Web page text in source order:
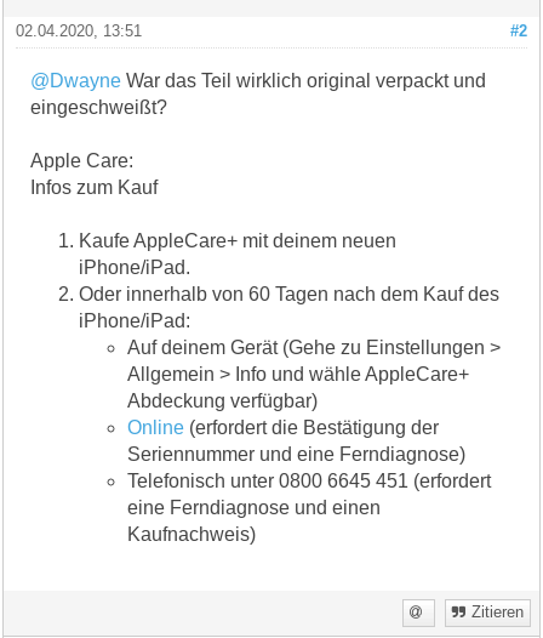
#2
02.04.2020, 13:51
@Dwayne War das Teil wirklich original verpackt und
eingeschweißt?
Apple Care:
Infos zum Kauf
Kaufe AppleCare+ mit deinem neuen
iPhone/iPad.
Oder innerhalb von 60 Tagen nach dem Kauf des
iPhone/iPad:
Auf deinem Gerät (Gehe zu Einstellungen >
Allgemein > Info und wähle AppleCare+
Abdeckung verfügbar)
Online (erfordert die Bestätigung der
Seriennummer und eine Ferndiagnose)
Telefonisch unter 0800 6645 451 (erfordert
eine Ferndiagnose und einen
Kaufnachweis)
Zitieren